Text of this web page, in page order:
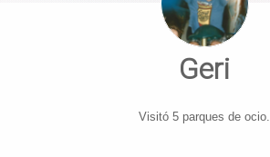
Geri
Visitó 5 parques de ocio.